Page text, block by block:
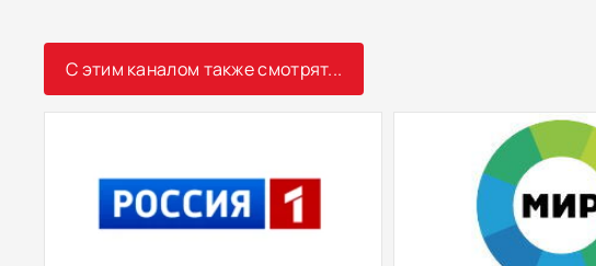
С этим каналом также смотрят...